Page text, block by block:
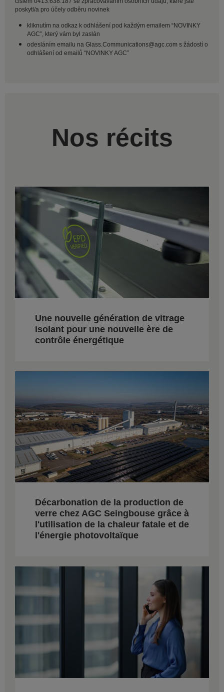
poskytl/a pro účely odběru novinek
kliknutím na odkaz k odhlášení pod každým emailem “NOVINKY
AGC”, který vám byl zaslán
odesláním emailu na Glass.Communications@agc.com s žádostí o
odhlášení od emailů “NOVINKY AGC”
Nos récits
Une nouvelle génération de vitrage
isolant pour une nouvelle ère de
contrôle énergétique
Décarbonation de la production de
verre chez AGC Seingbouse grâce à
l'utilisation de la chaleur fatale et de
l'énergie photovoltaïque